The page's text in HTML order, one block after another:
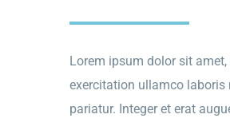
Lorem ipsum dolor sit
exercitation ullamco laboris
pariatur. Integer et erat